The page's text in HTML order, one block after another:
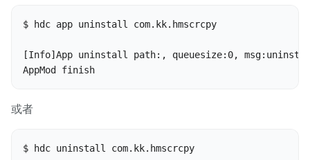
$ hdc app uninstall com.kk.hmscrcpy
[Info]App uninstall path:, queuesize:0,
AppMod finish
或者
$ hdc uninstall com.kk.hmscrcpy